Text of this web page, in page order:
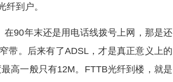
纤到户。
90年末还是用电话线拨号上网，那是还
带。后来有了ADSL，才是真正意义上的
高一般只有12M。FTTB光纤到楼，就是